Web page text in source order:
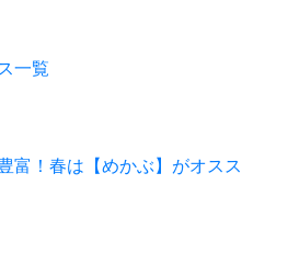
一覧
富！春は【めかぶ】がオスス